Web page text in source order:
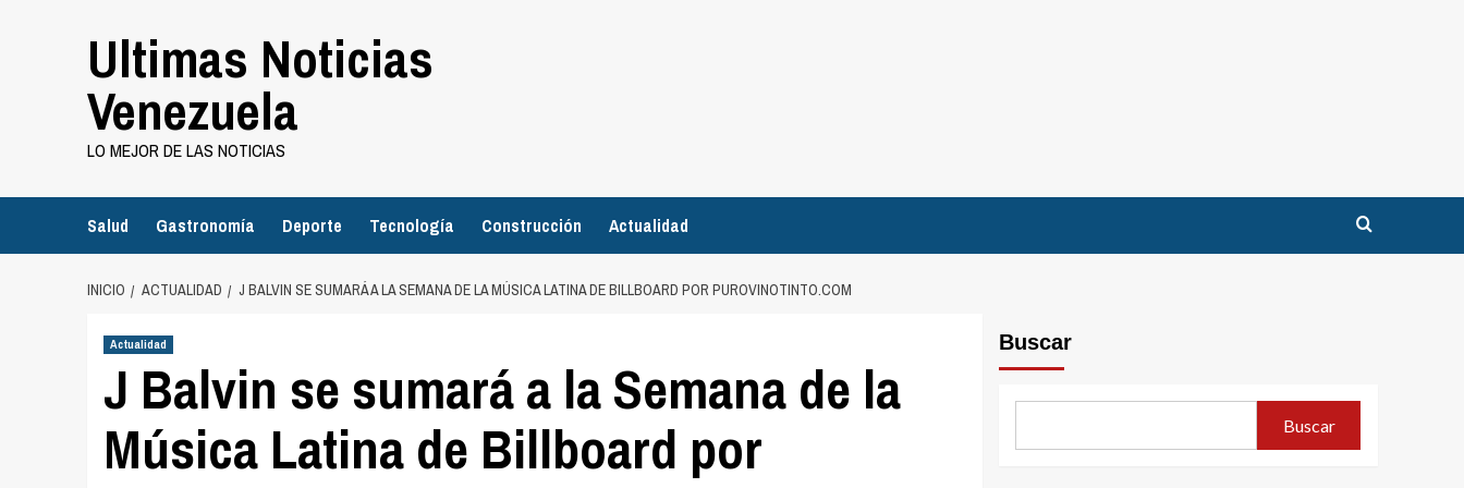
Ultimas Noticias
Venezuela
LO MEJOR DE LAS NOTICIAS
Salud Gastronomía Deporte Tecnología Construcción Actualidad
INICIO ACTUALIDAD J BALVIN SE SUMARÁ A LA SEMANA DE LA MÚSICA LATINA DE BILLBOARD POR PUROVINOTINTO.COM
Actualidad
J Balvin se sumará a la Semana de la
Música Latina de Billboard por
Buscar
Buscar